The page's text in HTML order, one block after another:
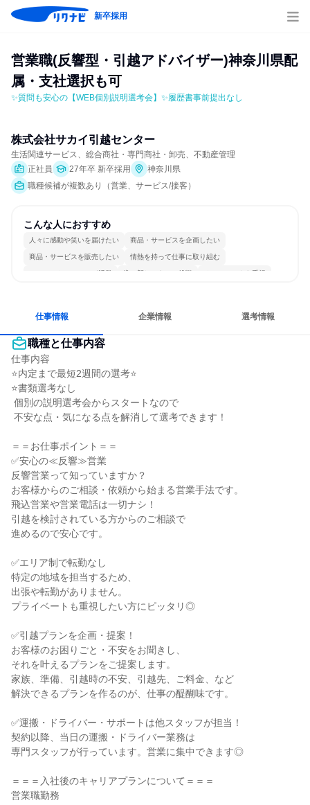
新卒採用
営業職(反響型・引越アドバイザー)神奈川県配
属・支社選択も可
✨質問も安心の【WEB個別説明選考会】✨履歴書事前提出なし
株式会社サカイ引越センター
生活関連サービス、総合商社・専門商社・卸売、不動産管理
正社員
27年卒 新卒採用
神奈川県
職種候補が複数あり（営業、サービス/接客）
こんな人におすすめ
人々に感動や笑いを届けたい 商品・サービスを企画したい
商品・サービスを販売したい 情熱を持って仕事に取り組む
コミュニケーションが活発 常に新しいものに挑戦 チームワークを重視
仕事情報 企業情報 選考情報
職種と仕事内容
仕事内容
⭐内定まで最短2週間の選考⭐
⭐書類選考なし
＝＝お仕事ポイント＝＝
✅安心の≪反響≫営業
反響営業って知っていますか？
お客様からのご相談・依頼から始まる営業手法です。
飛込営業や営業電話は一切ナシ！
引越を検討されている方からのご相談で
進めるので安心です。
✅エリア制で転勤なし
特定の地域を担当するため、
出張や転勤がありません。
プライベートも重視したい方にピッタリ◎
✅引越プランを企画・提案！
お客様のお困りごと・不安をお聞きし、
それを叶えるプランをご提案します。
家族、準備、引越時の不安、引越先、ご料金、など
解決できるプランを作るのが、仕事の醍醐味です。
✅運搬・ドライバー・サポートは他スタッフが担当！
契約以降、当日の運搬・ドライバー業務は
専門スタッフが行っています。営業に集中できます◎
＝＝＝入社後のキャリアプランについて＝＝＝
営業職勤務